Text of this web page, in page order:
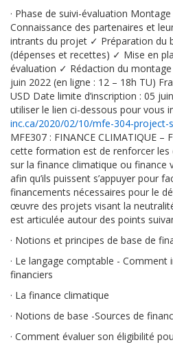
· Phase de suivi-évaluation
Connaissance des partenaires et
intrants du projet ✓ Préparation du
(dépenses et recettes) ✓ Mise en
évaluation ✓ Rédaction du
juin 2022 (en ligne : 12 – 18h TU)
USD Date limite d’inscription : 05
utiliser le lien ci-dessous pour vous
inc.ca/2020/02/10/mfe-304-project-
MFE307 : FINANCE CLIMATIQUE –
cette formation est de renforcer les
sur la finance climatique ou finance
afin qu’ils puissent s’appuyer pour
financements nécessaires pour le
œuvre des projets visant la
est articulée autour des points
· Notions et principes de base de
· Le langage comptable - Comment
financiers
· La finance climatique
· Notions de base -Sources de
· Comment évaluer son éligibilité